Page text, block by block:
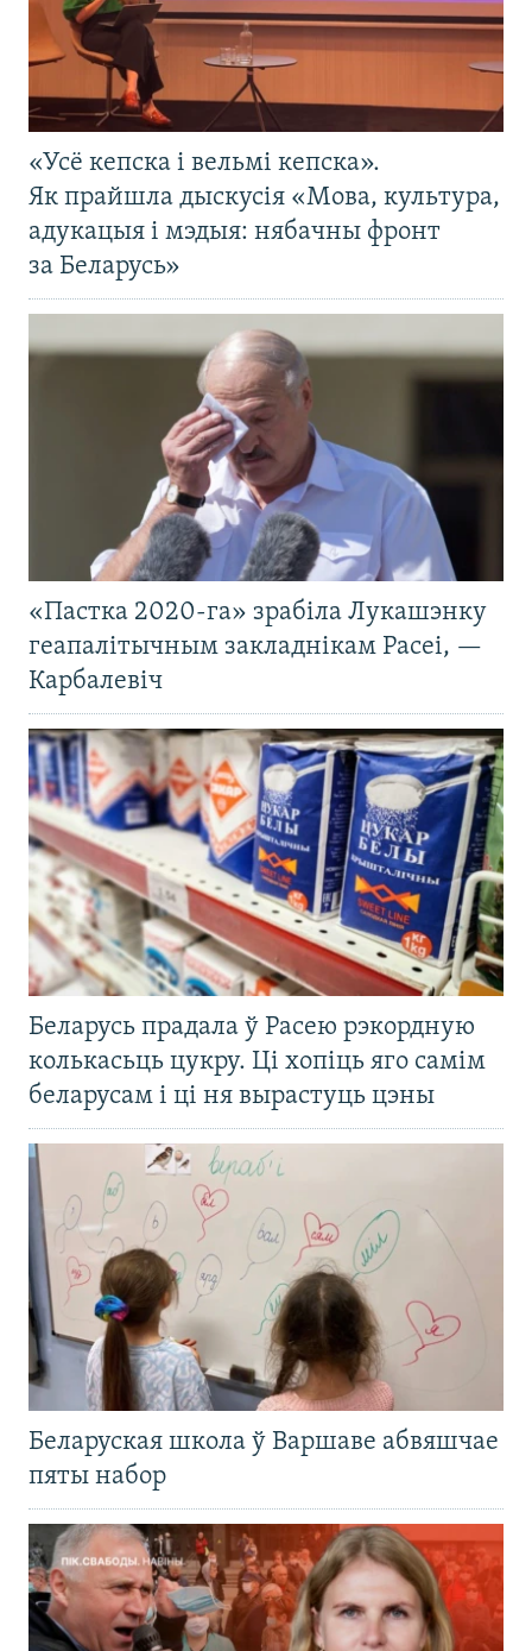
«Усё кепска і вельмі кепска».
Як прайшла дыскусія «Мова, культура,
адукацыя і мэдыя: нябачны фронт
за Беларусь»
«Пастка 2020-га» зрабіла Лукашэнку
геапалітычным закладнікам Расеі, —
Карбалевіч
Беларусь прадала ў Расею рэкордную
колькасьць цукру. Ці хопіць яго самім
беларусам і ці ня вырастуць цэны
Беларуская школа ў Варшаве абвяшчае
пяты набор